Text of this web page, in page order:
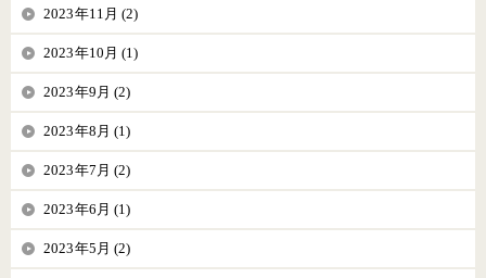
2023年11月 (2)
2023年10月 (1)
2023年9月 (2)
2023年8月 (1)
2023年7月 (2)
2023年6月 (1)
2023年5月 (2)